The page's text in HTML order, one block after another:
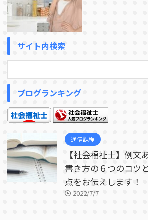
サイト内検索
ブログランキング
通信課程
【社会福祉士】例文
書き方の６つのコツ
点をお伝えします！
2022/7/7